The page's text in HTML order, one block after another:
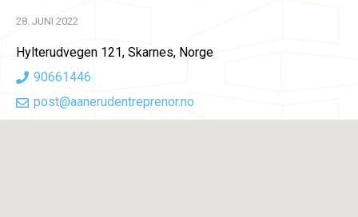
28. JUNI 2022
Hylterudvegen 121, Skarnes, Norge
90661446
post@aanerudentreprenor.no